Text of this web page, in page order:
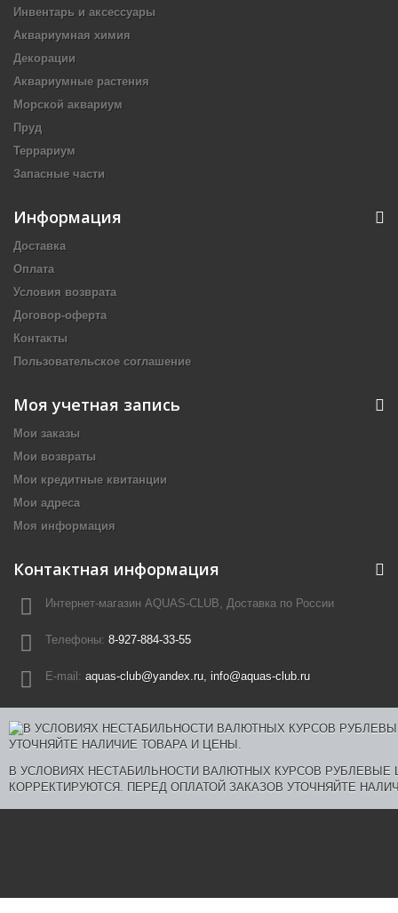
Инвентарь и аксессуары
Аквариумная химия
Декорации
Аквариумные растения
Морской аквариум
Пруд
Террариум
Запасные части
Информация
Доставка
Оплата
Условия возврата
Договор-оферта
Контакты
Пользовательское соглашение
Моя учетная запись
Мои заказы
Мои возвраты
Мои кредитные квитанции
Мои адреса
Моя информация
Контактная информация
Интернет-магазин AQUAS-CLUB, Доставка по России
Телефоны: 8-927-884-33-55
E-mail: aquas-club@yandex.ru, info@aquas-club.ru
В УСЛОВИЯХ НЕСТАБИЛЬНОСТИ ВАЛЮТНЫХ КУРСОВ
КОРРЕКТИРУЮТСЯ. ПЕРЕД ОПЛАТОЙ ЗАКАЗОВ УТОЧНЯЙТЕ